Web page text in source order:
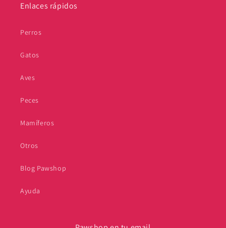
Enlaces rápidos
Perros
Gatos
Aves
Peces
Mamíferos
Otros
Blog Pawshop
Ayuda